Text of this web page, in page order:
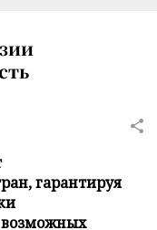
гарантируя